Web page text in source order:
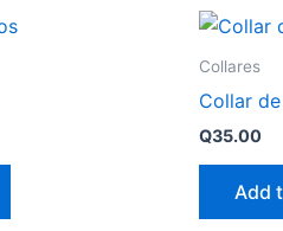
Collares
Collar
Q35.00
Add